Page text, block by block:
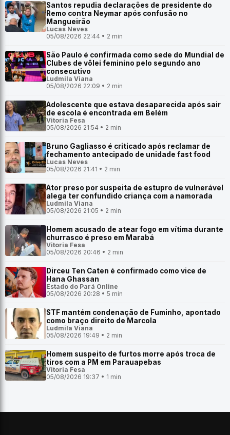
Santos repudia declarações de presidente do
Remo contra Neymar após confusão no
Mangueirão
Lucas Neves
05/08/2026 22:44 • 2 min
São Paulo é confirmada como sede do Mundial de
Clubes de vôlei feminino pelo segundo ano
consecutivo
Ludmila Viana
05/08/2026 22:09 • 2 min
Adolescente que estava desaparecida após sair
de escola é encontrada em Belém
Vitoria Fesa
05/08/2026 21:54 • 2 min
Bruno Gagliasso é criticado após reclamar de
fechamento antecipado de unidade fast food
Lucas Neves
05/08/2026 21:41 • 2 min
Ator preso por suspeita de estupro de vulnerável
alega ter confundido criança com a namorada
Ludmila Viana
05/08/2026 21:05 • 2 min
Homem acusado de atear fogo em vítima durante
churrasco é preso em Marabá
Vitoria Fesa
05/08/2026 20:46 • 2 min
Dirceu Ten Caten é confirmado como vice de
Hana Ghassan
Estado do Pará Online
05/08/2026 20:28 • 5 min
STF mantém condenação de Fuminho, apontado
como braço direito de Marcola
Ludmila Viana
05/08/2026 19:49 • 2 min
Homem suspeito de furtos morre após troca de
tiros com a PM em Parauapebas
Vitoria Fesa
05/08/2026 19:37 • 1 min